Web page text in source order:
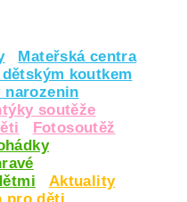
Mateřská centra
koutkem
narozenin
soutěže
Fotosoutěž
Aktuality